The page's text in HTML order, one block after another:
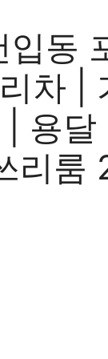
입동
차 |
용
리룸